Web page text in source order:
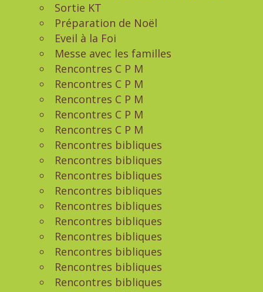
Sortie KT
Préparation de Noël
Eveil à la Foi
Messe avec les familles
Rencontres C P M
Rencontres C P M
Rencontres C P M
Rencontres C P M
Rencontres C P M
Rencontres bibliques
Rencontres bibliques
Rencontres bibliques
Rencontres bibliques
Rencontres bibliques
Rencontres bibliques
Rencontres bibliques
Rencontres bibliques
Rencontres bibliques
Rencontres bibliques